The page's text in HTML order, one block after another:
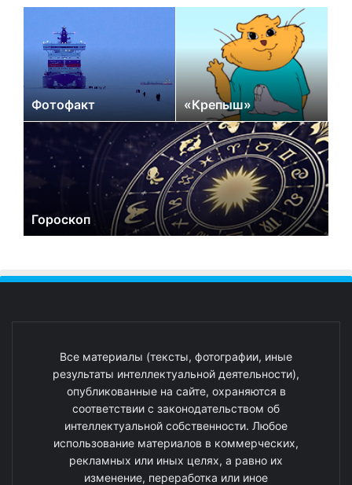
Фотофакт «Крепыш»
Гороскоп
Все материалы (тексты, фотографии, иные
результаты интеллектуальной деятельности),
опубликованные на сайте, охраняются в
соответствии с законодательством об
интеллектуальной собственности. Любое
использование материалов в коммерческих,
рекламных или иных целях, а равно их
изменение, переработка или иное